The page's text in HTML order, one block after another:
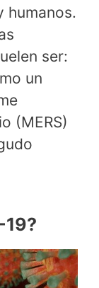
humanos.
ser:
un
(MERS)
19?